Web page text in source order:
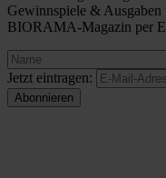
Gewinnspiele &
BIORAMA-Magazin per
Jetzt eintragen: